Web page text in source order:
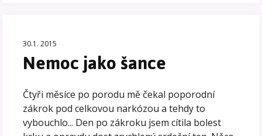
30.1. 2015
Nemoc jako šance
Čtyři měsíce po porodu mě čekal poporodní
zákrok pod celkovou narkózou a tehdy to
vybouchlo... Den po zákroku jsem cítila bolest